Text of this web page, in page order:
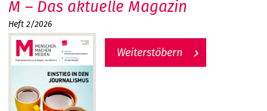
M – Das aktuelle Magazin
Heft 2/2026
Weiterstöbern